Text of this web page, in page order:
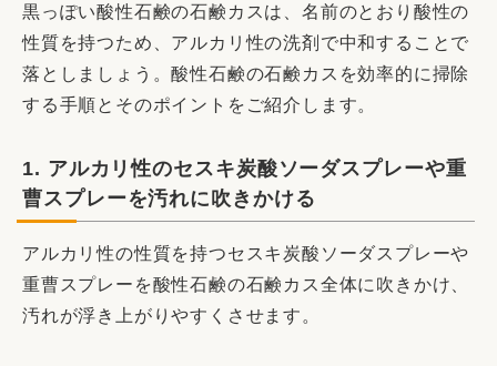
黒っぽい酸性石鹸の石鹸カスは、名前のとおり酸性の
性質を持つため、アルカリ性の洗剤で中和することで
落としましょう。酸性石鹸の石鹸カスを効率的に掃除
する手順とそのポイントをご紹介します。
1. アルカリ性のセスキ炭酸ソーダスプレーや重
曹スプレーを汚れに吹きかける
アルカリ性の性質を持つセスキ炭酸ソーダスプレーや
重曹スプレーを酸性石鹸の石鹸カス全体に吹きかけ、
汚れが浮き上がりやすくさせます。